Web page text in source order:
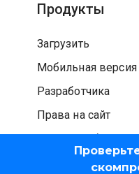
Продукты
Загрузить
Мобильная версия
Разработчика
Права на сайт
Проверка